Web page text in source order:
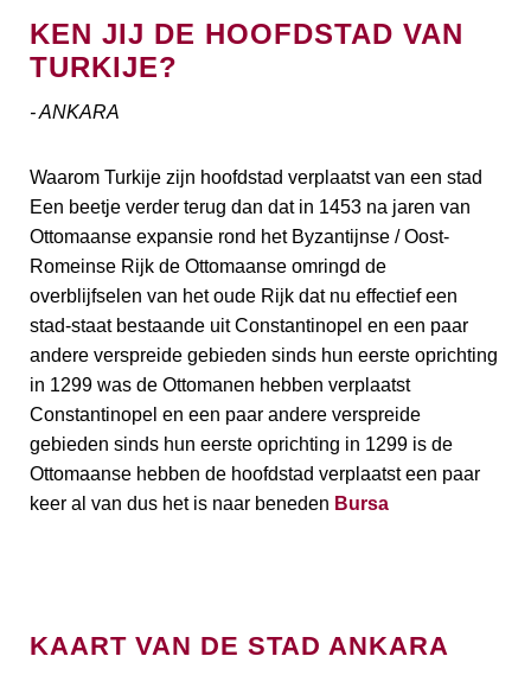
KEN JIJ DE HOOFDSTAD VAN
TURKIJE?
- ANKARA
Waarom Turkije zijn hoofdstad verplaatst van een stad
Een beetje verder terug dan dat in 1453 na jaren van
Ottomaanse expansie rond het Byzantijnse / Oost-
Romeinse Rijk de Ottomaanse omringd de
overblijfselen van het oude Rijk dat nu effectief een
stad-staat bestaande uit Constantinopel en een paar
andere verspreide gebieden sinds hun eerste oprichting
in 1299 was de Ottomanen hebben verplaatst
Constantinopel en een paar andere verspreide
gebieden sinds hun eerste oprichting in 1299 is de
Ottomaanse hebben de hoofdstad verplaatst een paar
keer al van dus het is naar beneden Bursa
KAART VAN DE STAD ANKARA